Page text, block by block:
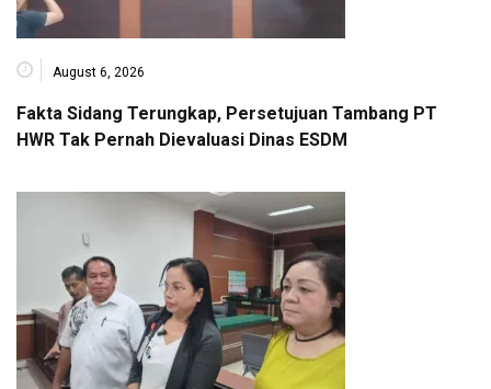
August 6, 2026
Fakta Sidang Terungkap, Persetujuan Tambang PT
HWR Tak Pernah Dievaluasi Dinas ESDM